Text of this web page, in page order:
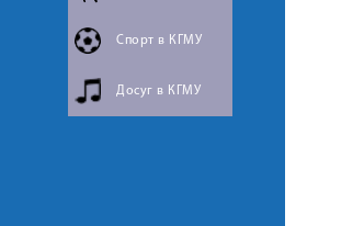
Спорт в КГМУ
Досуг в КГМУ